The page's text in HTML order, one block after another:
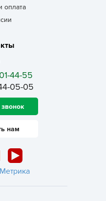
оплата
44-55
05-05
нам